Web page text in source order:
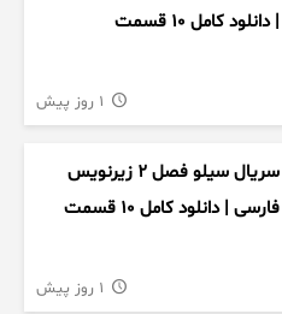
| دانلود کامل ۱۰ قسمت
سریال سیلو فصل ۲ زیرنویس
فارسی | دانلود کامل ۱۰ قسمت